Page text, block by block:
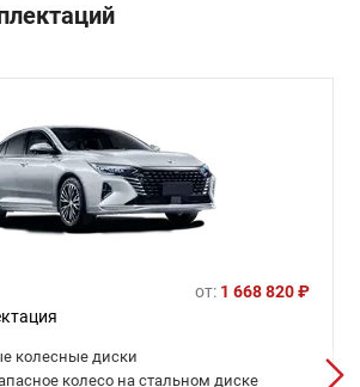
от: 1 668 820 ₽
колесные диски
колесо на стальном диске